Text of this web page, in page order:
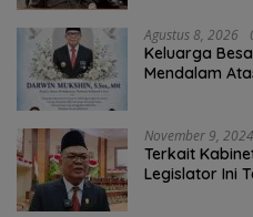
Agustus 8, 2026
Keluarga
Mendalam
November 9, 2024
Terkait
Legislator Ini